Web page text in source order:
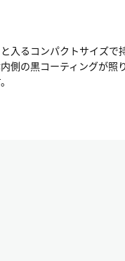
入るコンパクトサイズ
側の黒コーティングが